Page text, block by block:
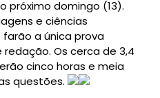
próximo domingo (13).
e ciências
a única prova
Os cerca de 3,4
cinco horas e meia
questões.